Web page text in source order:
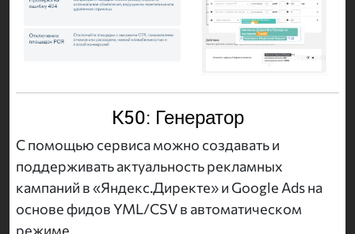
K50: Генератор
С помощью сервиса можно создавать и
поддерживать актуальность рекламных
кампаний в «Яндекс.Директе» и Google Ads на
основе фидов YML/CSV в автоматическом
режиме.